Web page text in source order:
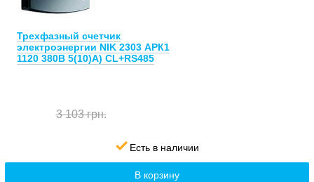
Трехфазный счетчик
электроэнергии NIK 2303 АРК1
1120 380В 5(10)А) CL+RS485
3 103 грн.
Есть в наличии
В корзину